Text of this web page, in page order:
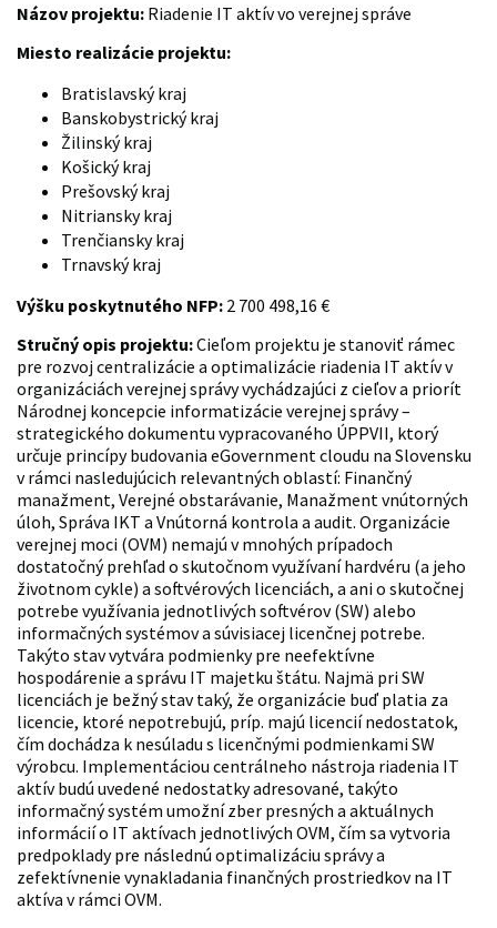
Názov projektu: Riadenie IT aktív vo verejnej správe
Miesto realizácie projektu:
Bratislavský kraj
Banskobystrický kraj
Žilinský kraj
Košický kraj
Prešovský kraj
Nitriansky kraj
Trenčiansky kraj
Trnavský kraj
Výšku poskytnutého NFP: 2 700 498,16 €
Stručný opis projektu:Cieľom projektu je stanoviť rámec
pre rozvoj centralizácie a optimalizácie riadenia IT aktív v
organizáciách verejnej správy vychádzajúci z cieľov a priorít
Národnej koncepcie informatizácie verejnej správy –
strategického dokumentu vypracovaného ÚPPVII, ktorý
určuje princípy budovania eGovernment cloudu na Slovensku
v rámci nasledujúcich relevantných oblastí: Finančný
manažment, Verejné obstarávanie, Manažment vnútorných
úloh, Správa IKT a Vnútorná kontrola a audit. Organizácie
verejnej moci (OVM) nemajú v mnohých prípadoch
dostatočný prehľad o skutočnom využívaní hardvéru (a jeho
životnom cykle) a softvérových licenciách, a ani o skutočnej
potrebe využívania jednotlivých softvérov (SW) alebo
informačných systémov a súvisiacej licenčnej potrebe.
Takýto stav vytvára podmienky pre neefektívne
hospodárenie a správu IT majetku štátu. Najmä pri SW
licenciách je bežný stav taký, že organizácie buď platia za
licencie, ktoré nepotrebujú, príp. majú licencií nedostatok,
čím dochádza k nesúladu s licenčnými podmienkami SW
výrobcu. Implementáciou centrálneho nástroja riadenia IT
aktív budú uvedené nedostatky adresované, takýto
informačný systém umožní zber presných a aktuálnych
informácií o IT aktívach jednotlivých OVM, čím sa vytvoria
predpoklady pre následnú optimalizáciu správy a
zefektívnenie vynakladania finančných prostriedkov na IT
aktíva v rámci OVM.